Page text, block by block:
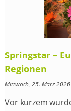
Springstar –
Regionen
Mittwoch, 25. März 2026
Vor kurzem